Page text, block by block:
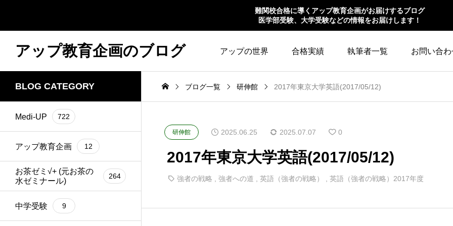
難関校合格に導くアップ教育企画がお届けするブログ
医学部受験、大学受験などの情報をお届けします！
アップ教育企画のブログ アップの世界 合格実績 執筆者一覧 お問い合わ
BLOG CATEGORY
Medi-UP 722
アップ教育企画 12
お茶ゼミ√+ (元お茶の
水ゼミナール)
264
中学受験 9
ブログ一覧 研伸館 2017年東京大学英語(2017/05/12)
研伸館 2025.06.25 2025.07.07 0
2017年東京大学英語(2017/05/12)
強者の戦略 強者への道 英語（強者の戦略） 英語（強者の戦略）2017年度